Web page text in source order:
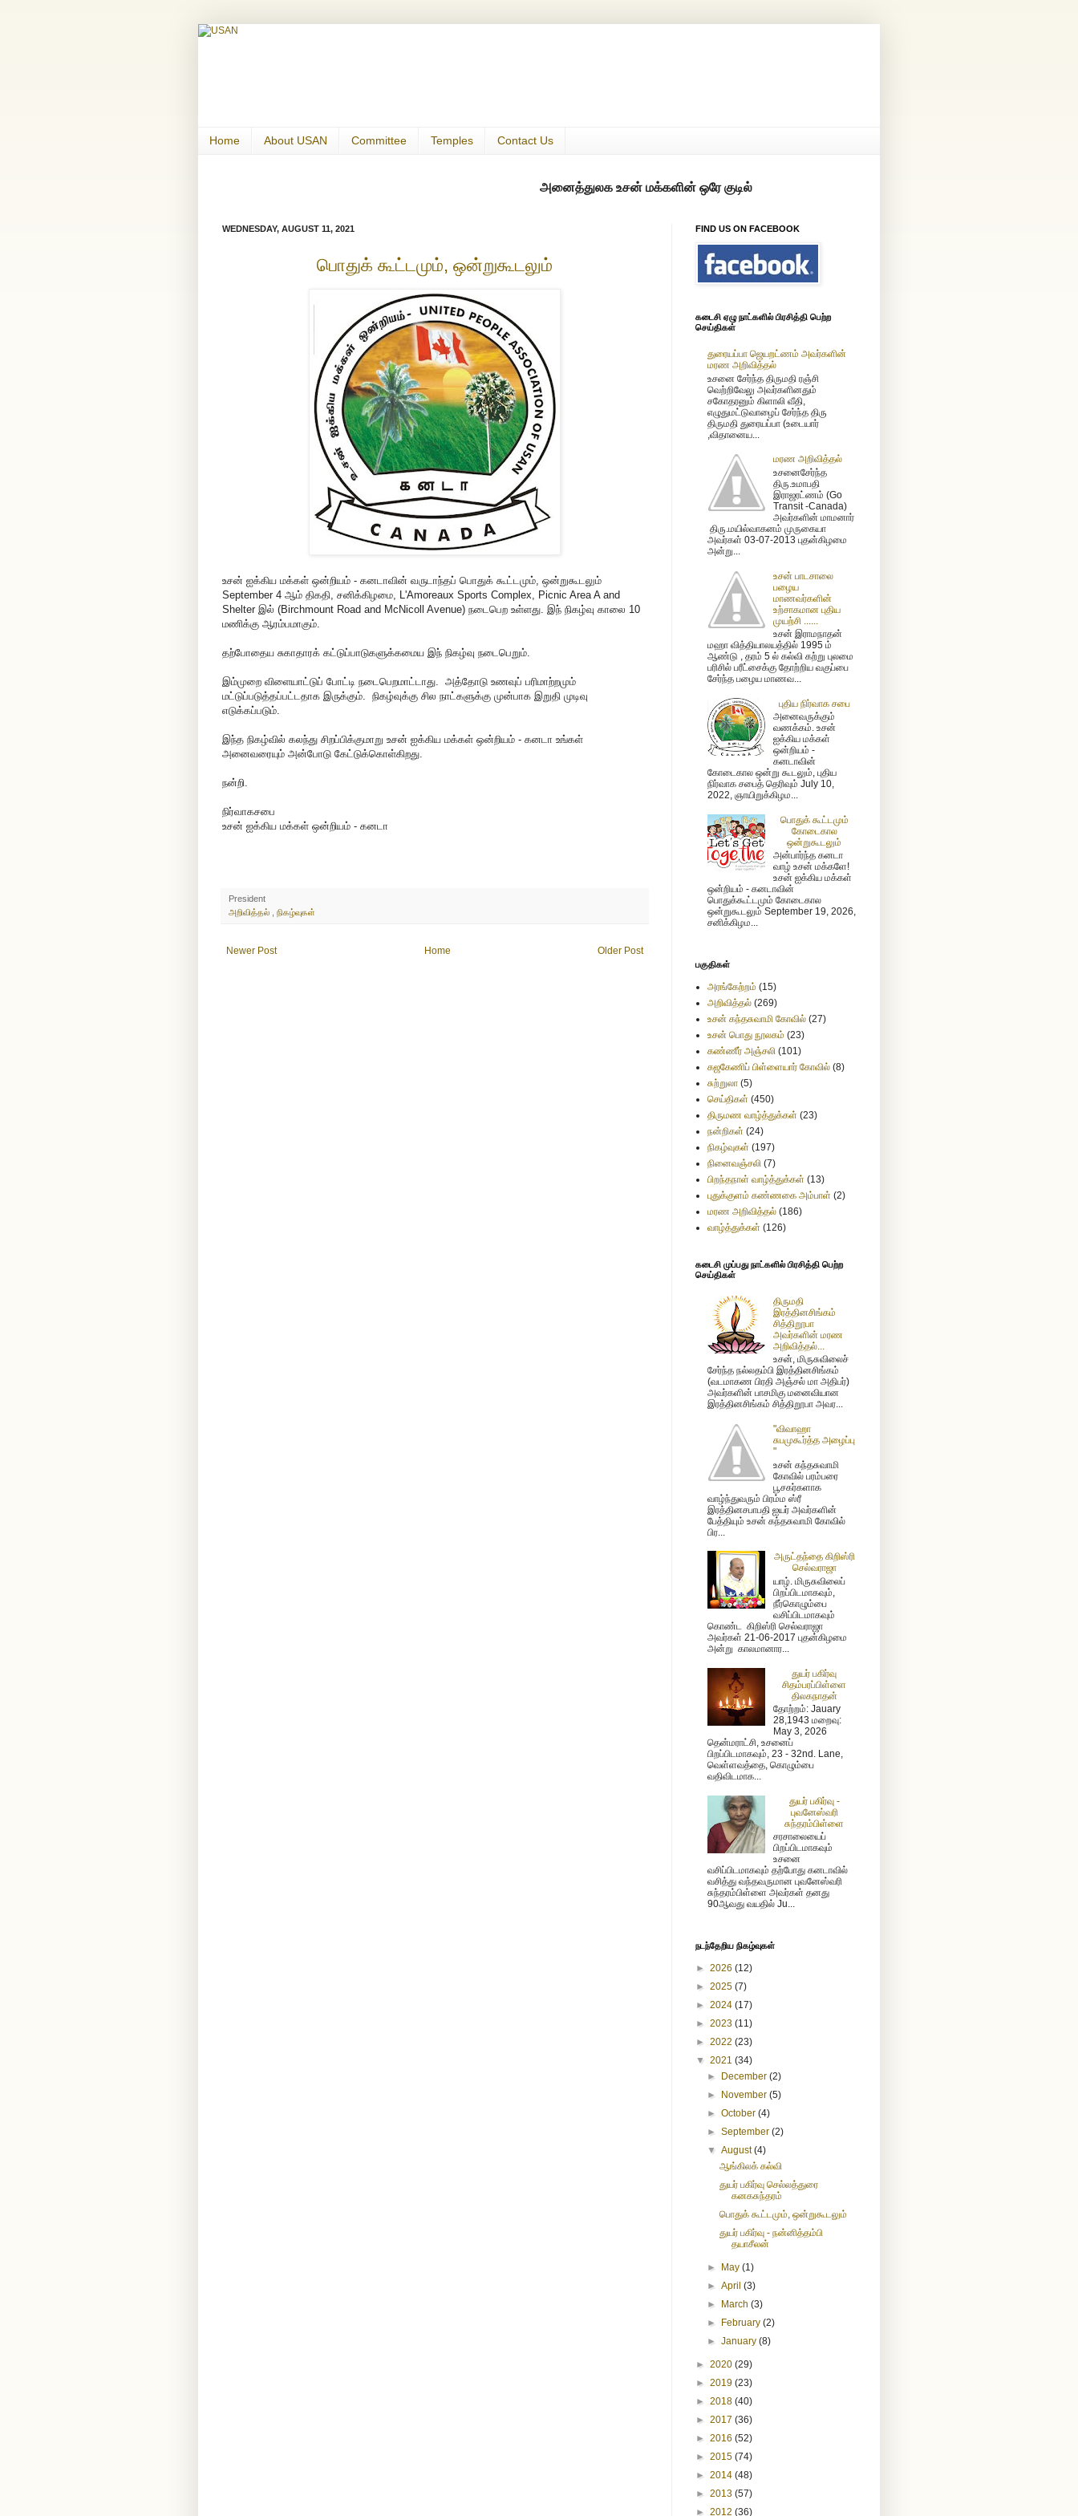
Home About USAN Committee Temples Contact Us
அனைத்துலக உசன் மக்களின் ஒரே குடில்
WEDNESDAY, AUGUST 11, 2021
பொதுக் கூட்டமும், ஒன்றுகூடலும்
உசன் ஐக்கிய மக்கள் ஒன்றியம் - கனடாவின் வருடாந்தப் பொதுக் கூட்டமும், ஒன்றுகூடலும்
September 4 ஆம் திகதி, சனிக்கிழமை, L'Amoreaux Sports Complex, Picnic Area A and
Shelter இல் (Birchmount Road and McNicoll Avenue) நடைபெற உள்ளது. இந் நிகழ்வு காலை 10
மணிக்கு ஆரம்பமாகும்.
தற்போதைய சுகாதாரக் கட்டுப்பாடுகளுக்கமைய இந் நிகழ்வு நடைபெறும்.
இம்முறை விளையாட்டுப் போட்டி நடைபெறமாட்டாது. அத்தோடு உணவுப் பரிமாற்றமும்
மட்டுப்படுத்தப்பட்டதாக இருக்கும். நிகழ்வுக்கு சில நாட்களுக்கு முன்பாக இறுதி முடிவு
எடுக்கப்படும்.
இந்த நிகழ்வில் கலந்து சிறப்பிக்குமாறு உசன் ஐக்கிய மக்கள் ஒன்றியம் - கனடா உங்கள்
அனைவரையும் அன்போடு கேட்டுக்கொள்கிறது.
நன்றி.
நிர்வாகசபை
உசன் ஐக்கிய மக்கள் ஒன்றியம் - கனடா
President
அறிவித்தல் , நிகழ்வுகள்
Newer Post Older Post
Home
FIND US ON FACEBOOK
கடைசி ஏழு நாட்களில் பிரசித்தி பெற்ற
செய்திகள்
துரையப்பா ஜெயறட்ணம் அவர்களின்
மரண அறிவித்தல்
உசனை சேர்ந்த திருமதி ரஞ்சி
வெற்றிவேலு அவர்களினதும்
சகோதரனும் கிளாலி வீதி,
எழுதுமட்டுவாழைப் சேர்ந்த திரு
திருமதி துரையப்பா (உடையார்
,விதானைய...
மரண அறிவித்தல்
உசனைசேர்ந்த
திரு.உமாபதி
இராஜரட்ணம் (Go
Transit -Canada)
அவர்களின் மாமனார்
திரு.மயில்வாகனம் முருகையா
அவர்கள் 03-07-2013 புதன்கிழமை
அன்று...
உசன் பாடசாலை
பழைய
மாணவர்களின்
உற்சாகமான புதிய
முயற்சி ......
உசன் இராமநாதன்
மஹா வித்தியாலயத்தில் 1995 ம்
ஆண்டு , தரம் 5 ல் கல்வி கற்று புலமை
பரிசில் பரீட்சைக்கு தோற்றிய வகுப்பை
சேர்ந்த பழைய மாணவ...
புதிய நிர்வாக சபை
அனைவருக்கும்
வணக்கம். உசன்
ஐக்கிய மக்கள்
ஒன்றியம் -
கனடாவின்
கோடைகால ஒன்று கூடலும், புதிய
நிர்வாக சபைத் தெரிவும் July 10,
2022, ஞாயிறுக்கிழம...
பொதுக் கூட்டமும்
கோடைகால
ஒன்றுகூடலும்
அன்பார்ந்த கனடா
வாழ் உசன் மக்களே!
உசன் ஐக்கிய மக்கள்
ஒன்றியம் - கனடாவின்
பொதுக்கூட்டமும் கோடைகால
ஒன்றுகூடலும் September 19, 2026,
சனிக்கிழம...
பகுதிகள்
அரங்கேற்றம் (15)
அறிவித்தல் (269)
உசன் கந்தசுவாமி கோவில் (27)
உசன் பொது நூலகம் (23)
கண்ணீர் அஞ்சலி (101)
கஜகேணிப் பிள்ளையார் கோவில் (8)
சுற்றுலா (5)
செய்திகள் (450)
திருமண வாழ்த்துக்கள் (23)
நன்றிகள் (24)
நிகழ்வுகள் (197)
நினைவஞ்சலி (7)
பிறந்தநாள் வாழ்த்துக்கள் (13)
புதுக்குளம் கண்ணகை அம்பாள் (2)
மரண அறிவித்தல் (186)
வாழ்த்துக்கள் (126)
கடைசி முப்பது நாட்களில் பிரசித்தி பெற்ற
செய்திகள்
திருமதி
இரத்தினசிங்கம்
சித்திறூபா
அவர்களின் மரண
அறிவித்தல்...
உசன், மிருசுவிலைச்
சேர்ந்த நல்லதம்பி இரத்தினசிங்கம்
(வடமாகண பிரதி அஞ்சல் மா அதிபர்)
அவர்களின் பாசமிகு மனைவியான
இரத்தினசிங்கம் சித்திறூபா அவர...
"விவாஹா
சுபமுகூர்த்த அழைப்பு
"
உசன் கந்தசுவாமி
கோவில் பரம்பரை
பூசகர்களாக
வாழ்ந்துவரும் பிரம்ம ஸ்ரீ
இரத்தினசபாபதி ஐயர் அவர்களின்
பேத்தியும் உசன் கந்தசுவாமி கோவில்
பிர...
அருட்தந்தை கிறிஸ்ரி
செல்வராஜா
யாழ். மிருசுவிலைப்
பிறப்பிடமாகவும்,
நீர்கொழும்பை
வசிப்பிடமாகவும்
கொண்ட கிறிஸ்ரி செல்வராஜா
அவர்கள் 21-06-2017 புதன்கிழமை
அன்று காலமானார...
துயர் பகிர்வு
சிதம்பரப்பிள்ளை
திலகநாதன்
தோற்றம்: Jauary
28,1943 மறைவு:
May 3, 2026
தென்மராட்சி, உசனைப்
பிறப்பிடமாகவும், 23 - 32nd. Lane,
வெள்ளவத்தை, கொழும்பை
வதிவிடமாக...
துயர் பகிர்வு -
புவனேஸ்வரி
சுந்தரம்பிள்ளை
சரசாலையைப்
பிறப்பிடமாகவும்
உசனை
வசிப்பிடமாகவும் தற்போது கனடாவில்
வசித்து வந்தவருமான புவனேஸ்வரி
சுந்தரம்பிள்ளை அவர்கள் தனது
90ஆவது வயதில் Ju...
நடந்தேறிய நிகழ்வுகள்
► 2026 (12)
► 2025 (7)
► 2024 (17)
► 2023 (11)
► 2022 (23)
▼ 2021 (34)
► December(2)
► November(5)
►October(4)
►September(2)
▼ August(4)
ஆங்கிலக் கல்வி
துயர் பகிர்வு செல்லத்துரை
கனகசுந்தரம்
பொதுக் கூட்டமும், ஒன்றுகூடலும்
துயர் பகிர்வு - நன்னித்தம்பி
தயாசீலன்
► May(1)
►April(3)
► March(3)
► February(2)
►January(8)
► 2020 (29)
► 2019 (23)
► 2018 (40)
► 2017 (36)
► 2016 (52)
► 2015 (74)
► 2014 (48)
► 2013 (57)
► 2012 (36)